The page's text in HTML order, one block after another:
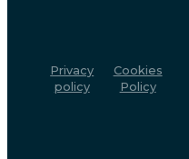
Privacy
policy
Cookies
Policy